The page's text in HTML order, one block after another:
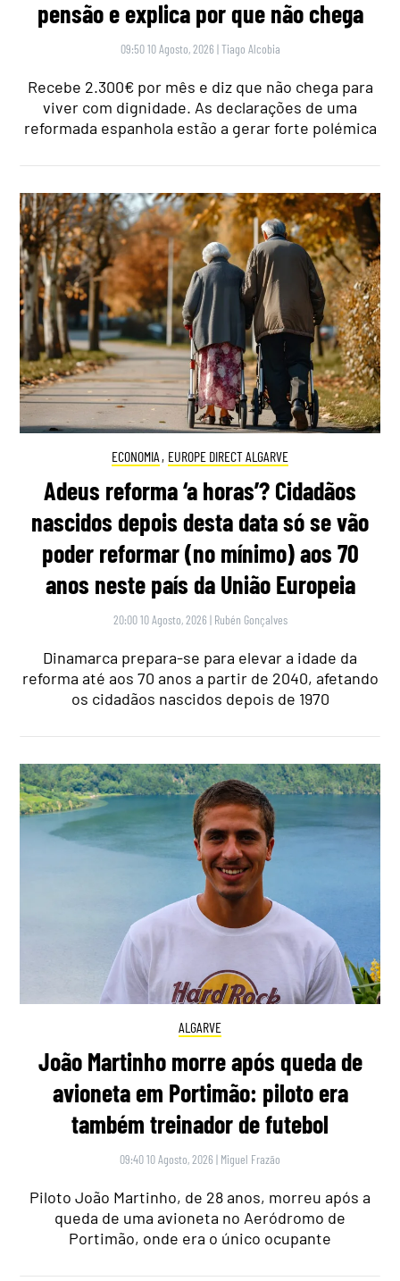
pensão e explica por que não chega
09:50 10 Agosto, 2026 |Tiago Alcobia
Recebe 2.300€ por mês e diz que não chega para
viver com dignidade. As declarações de uma
reformada espanhola estão a gerar forte polémica
ECONOMIA , EUROPE DIRECT ALGARVE
Adeus reforma ‘a horas’? Cidadãos
nascidos depois desta data só se vão
poder reformar (no mínimo) aos 70
anos neste país da União Europeia
20:00 10 Agosto, 2026 | Rubén Gonçalves
Dinamarca prepara-se para elevar a idade da
reforma até aos 70 anos a partir de 2040, afetando
os cidadãos nascidos depois de 1970
ALGARVE
João Martinho morre após queda de
avioneta em Portimão: piloto era
também treinador de futebol
09:40 10 Agosto, 2026 | Miguel Frazão
Piloto João Martinho, de 28 anos, morreu após a
queda de uma avioneta no Aeródromo de
Portimão, onde era o único ocupante